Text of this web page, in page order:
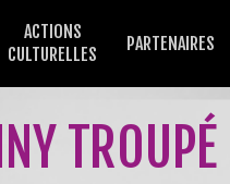
ACTIONS
CULTURELLES
PARTENAIRES
TROUPÉ